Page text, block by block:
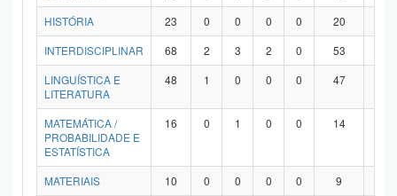
HISTÓRIA
23 0 0 0 0 20
INTERDISCIPLINAR
68 2 3 2 0 53
LINGUÍSTICA E
LITERATURA
48 1 0 0 0 47
MATEMÁTICA /
PROBABILIDADE E
ESTATÍSTICA
16 0 1 0 0 14
MATERIAIS 10 0 0 0 0 9